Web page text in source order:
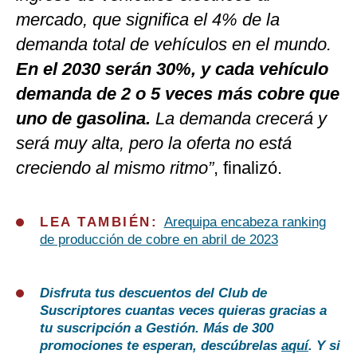
mercado, que significa el 4% de la
demanda total de vehículos en el mundo.
En el 2030 serán 30%, y cada vehículo
demanda de 2 o 5 veces más cobre que
uno de gasolina. La demanda crecerá y
será muy alta, pero la oferta no está
creciendo al mismo ritmo”, finalizó.
LEA TAMBIÉN: Arequipa encabeza ranking
de producción de cobre en abril de 2023
Disfruta tus descuentos del Club de
Suscriptores cuantas veces quieras gracias a
tu suscripción a Gestión. Más de 300
promociones te esperan, descúbrelas aquí. Y si